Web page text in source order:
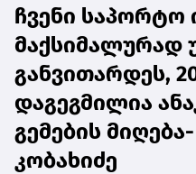
ჩვენი
მაქსიმალურად
განვითარდეს,
დაგეგმილია
გემების
კობახიძე